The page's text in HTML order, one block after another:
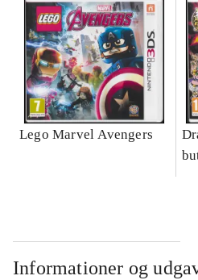
Lego Marvel Avengers
Informationer og